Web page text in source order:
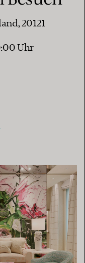
20121
Uhr